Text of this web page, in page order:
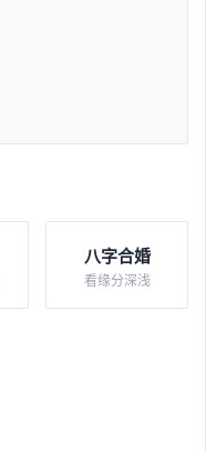
八字合婚
看缘分深浅